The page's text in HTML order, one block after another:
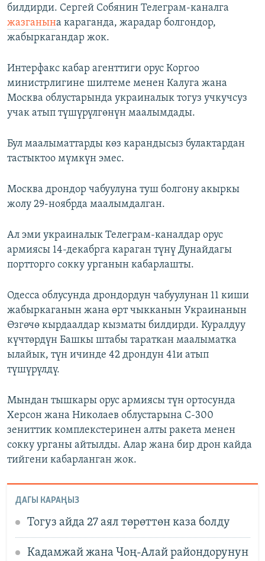
билдирди. Сергей Собянин Телеграм-каналга
жазганына караганда, жарадар болгондор,
жабыркагандар жок.
Интерфакс кабар агенттиги орус Коргоо
министрлигине шилтеме менен Калуга жана
Москва облустарында украиналык тогуз учкучсуз
учак атып түшүрүлгөнүн маалымдады.
Бул маалыматтарды көз карандысыз булактардан
тастыктоо мүмкүн эмес.
Москва дрондор чабуулуна туш болгону акыркы
жолу 29-ноябрда маалымдалган.
Ал эми украиналык Телеграм-каналдар орус
армиясы 14-декабрга караган түнү Дунайдагы
портторго сокку урганын кабарлашты.
Одесса облусунда дрондордун чабуулунан 11 киши
жабыркаганын жана өрт чыкканын Украинанын
Өзгөчө кырдаалдар кызматы билдирди. Куралдуу
күчтөрдүн Башкы штабы тараткан маалыматка
ылайык, түн ичинде 42 дрондун 41и атып
түшүрүлдү.
Мындан тышкары орус армиясы түн ортосунда
Херсон жана Николаев облустарына С-300
зениттик комплекстеринен алты ракета менен
сокку урганы айтылды. Алар жана бир дрон кайда
тийгени кабарланган жок.
ДАГЫ КАРАҢЫЗ
Тогуз айда 27 аял төрөттөн каза болду
Кадамжай жана Чоң-Алай райондорунун